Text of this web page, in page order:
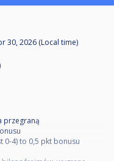
30, 2026 (Local time)
przegraną
0-4) to 0,5 pkt bonusu